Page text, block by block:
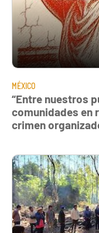
MÉXICO
“Entre nuestros
comunidades en
crimen